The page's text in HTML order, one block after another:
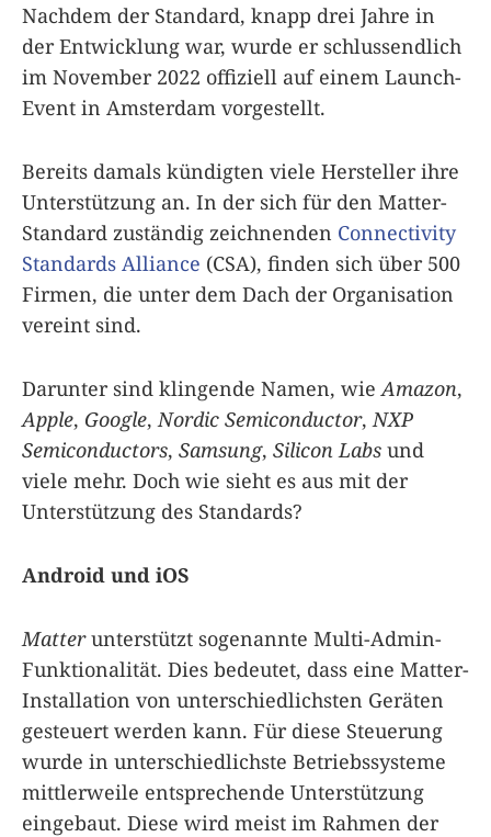
Nachdem der Standard, knapp drei Jahre in
der Entwicklung war, wurde er schlussendlich
im November 2022 offiziell auf einem Launch-
Event in Amsterdam vorgestellt.
Bereits damals kündigten viele Hersteller ihre
Unterstützung an. In der sich für den Matter-
Standard zuständig zeichnenden Connectivity
Standards Alliance (CSA), finden sich über 500
Firmen, die unter dem Dach der Organisation
vereint sind.
Darunter sind klingende Namen, wie Amazon,
Apple, Google, Nordic Semiconductor, NXP
Semiconductors, Samsung, Silicon Labs und
viele mehr. Doch wie sieht es aus mit der
Unterstützung des Standards?
Android und iOS
Matterunterstützt sogenannte Multi-Admin-
Funktionalität. Dies bedeutet, dass eine Matter-
Installation von unterschiedlichsten Geräten
gesteuert werden kann. Für diese Steuerung
wurde in unterschiedlichste Betriebssysteme
mittlerweile entsprechende Unterstützung
eingebaut. Diese wird meist im Rahmen der